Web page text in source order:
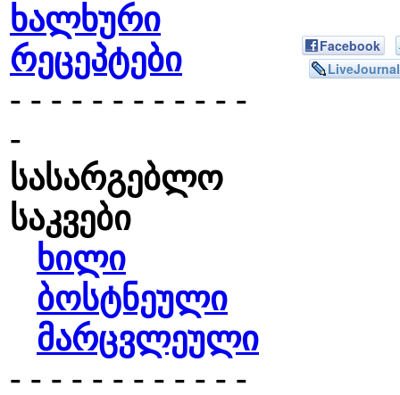
ხალხური
რეცეპტები
- - - - - - - - - - - -
-
სასარგებლო
საკვები
ხილი
ბოსტნეული
მარცვლეული
- - - - - - - - - - - -
Facebook
LiveJournal